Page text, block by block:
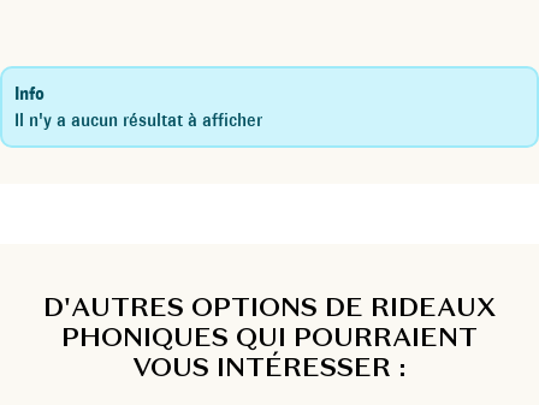
Info
Il n'y a aucun résultat à afficher
D'AUTRES OPTIONS DE RIDEAUX
PHONIQUES QUI POURRAIENT
VOUS INTÉRESSER :